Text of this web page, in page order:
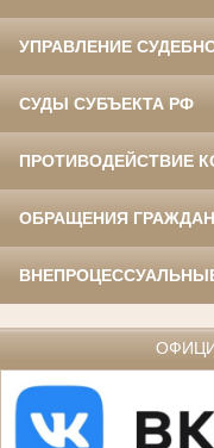
УПРАВЛЕНИЕ
СУДЫ СУБЪЕКТА РФ
ПРОТИВОДЕЙСТВИЕ
ОБРАЩЕНИЯ ГРАЖДАН